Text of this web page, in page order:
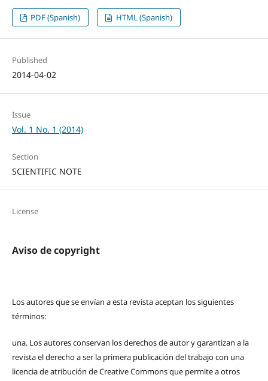
PDF (Spanish) HTML (Spanish)
Published
2014-04-02
Issue
Vol. 1 No. 1 (2014)
Section
SCIENTIFIC NOTE
License
Aviso de copyright
Los autores que se envían a esta revista aceptan los siguientes
términos:
una. Los autores conservan los derechos de autor y garantizan a la
revista el derecho a ser la primera publicación del trabajo con una
licencia de atribución de Creative Commons que permite a otros